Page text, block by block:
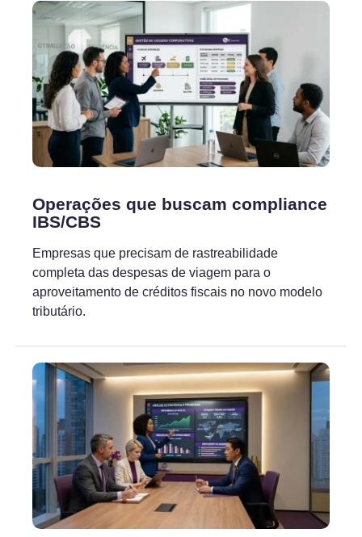
Operações que buscam compliance
IBS/CBS
Empresas que precisam de rastreabilidade
completa das despesas de viagem para o
aproveitamento de créditos fiscais no novo modelo
tributário.